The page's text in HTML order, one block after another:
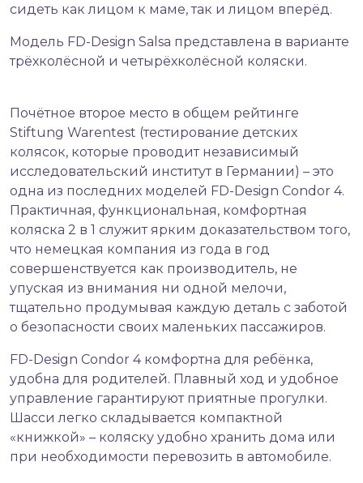
сидеть как лицом к маме, так и лицом вперёд.
Модель FD-Design Salsa представлена в варианте
трёхколёсной и четырёхколёсной коляски.
Почётное второе место в общем рейтинге
Stiftung Warentest (тестирование детских
колясок, которые проводит независимый
исследовательский институт в Германии) – это
одна из последних моделей FD-Design Condor 4.
Практичная, функциональная, комфортная
коляска 2 в 1 служит ярким доказательством того,
что немецкая компания из года в год
совершенствуется как производитель, не
упуская из внимания ни одной мелочи,
тщательно продумывая каждую деталь с заботой
о безопасности своих маленьких пассажиров.
FD-Design Condor 4 комфортна для ребёнка,
удобна для родителей. Плавный ход и удобное
управление гарантируют приятные прогулки.
Шасси легко складывается компактной
«книжкой» – коляску удобно хранить дома или
при необходимости перевозить в автомобиле.